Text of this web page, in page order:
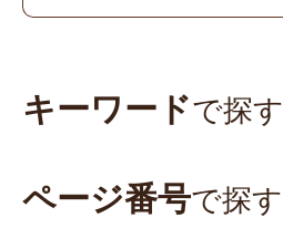
キーワードで探す
ページ番号で探す